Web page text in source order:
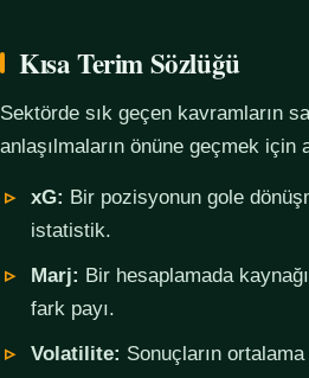
Kısa Terim Sözlüğü
Sektörde sık geçen kavramların
anlaşılmaların önüne geçmek için
xG: Bir pozisyonun gole
istatistik.
Marj: Bir hesaplamada
fark payı.
Volatilite: Sonuçların